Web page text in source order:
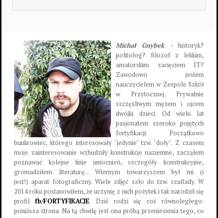
Michał Gnybek - historyk?
politolog? filozof z lekkim,
amatorskim zacięciem IT?
Zawodowo jestem
nauczycielem w Zespole Szkół
w Przytocznej. Prywatnie
szczęśliwym mężem i ojcem
dwójki dzieci. Od wielu lat
pasjonatem szeroko pojętych
fortyfikacji. Początkowo
bunkrowiec, którego interesowały "jedynie" tzw. "doły". Z czasem
moje zainteresowanie wzbudziły konstrukcje naziemne, zacząłem
poznawać kolejne linie umocnień, szczegóły konstrukcyjne,
gromadziłem literaturę... Wiernym towarzyszem był mi (i
jest!) aparat fotograficzny. Wiele zdjęć szło do tzw. szuflady. W
2014 roku postanowiłem, że uczynię z nich pożytek i tak narodził się
profil fb/FORTYFIKACJE. Dziś rodzi się coś równoległego:
poniższa strona. Na tą chwilę jest ona próbą przeniesienia tego, co